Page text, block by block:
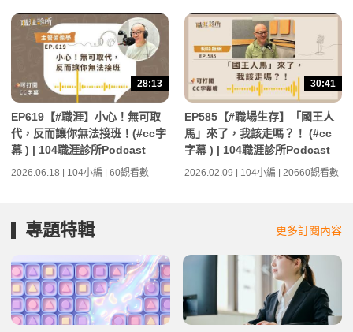
28:13
EP619【#職涯】小心！無可取
代，反而讓你無法接班！(#cc字
幕 ) | 104職涯診所Podcast
2026.06.18 | 104小編 | 60觀看數
30:41
EP585【#職場生存】「國王人
馬」來了，我該走嗎？！ (#cc
字幕 ) | 104職涯診所Podcast
2026.02.09 | 104小編 | 20660觀看數
專題特輯 更多訂閱內容